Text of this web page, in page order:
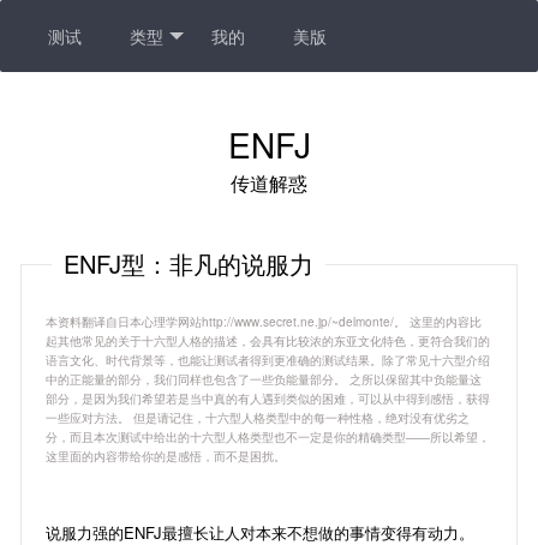
测试 类型 我的 美版
ENFJ
传道解惑
ENFJ型：非凡的说服力
本资料翻译自日本心理学网站http://www.secret.ne.jp/~delmonte/。 这里的内容比
起其他常见的关于十六型人格的描述，会具有比较浓的东亚文化特色，更符合我们的
语言文化、时代背景等，也能让测试者得到更准确的测试结果。除了常见十六型介绍
中的正能量的部分，我们同样也包含了一些负能量部分。 之所以保留其中负能量这
部分，是因为我们希望若是当中真的有人遇到类似的困难，可以从中得到感悟，获得
一些应对方法。 但是请记住，十六型人格类型中的每一种性格，绝对没有优劣之
分，而且本次测试中给出的十六型人格类型也不一定是你的精确类型——所以希望，
这里面的内容带给你的是感悟，而不是困扰。
说服力强的ENFJ最擅长让人对本来不想做的事情变得有动力。